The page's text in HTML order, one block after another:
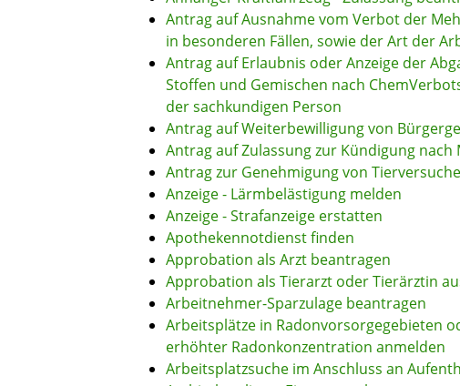
Antrag auf Ausnahme vom Verbot der
in besonderen Fällen, sowie der Art der
Antrag auf Erlaubnis oder Anzeige der
Stoffen und Gemischen nach
der sachkundigen Person
Antrag auf Weiterbewilligung von
Antrag auf Zulassung zur Kündigung
Antrag zur Genehmigung von
Anzeige - Lärmbelästigung melden
Anzeige - Strafanzeige erstatten
Apothekennotdienst finden
Approbation als Arzt beantragen
Approbation als Tierarzt oder Tierärztin
Arbeitnehmer-Sparzulage beantragen
Arbeitsplätze in Radonvorsorgegebieten
erhöhter Radonkonzentration anmelden
Arbeitsplatzsuche im Anschluss an